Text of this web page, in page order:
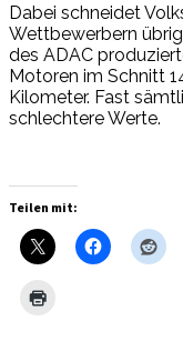
Dabei schneidet
Wettbewerbern
des ADAC
Motoren im Schnitt
Kilometer. Fast
schlechtere Werte.
Teilen mit: